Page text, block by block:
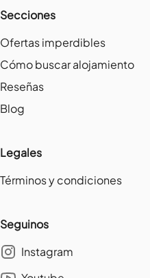
Secciones
Ofertas imperdibles
Cómo buscar alojamiento
Reseñas
Blog
Legales
Términos y condiciones
Seguinos
Instagram